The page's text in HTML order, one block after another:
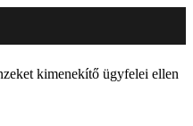
kimenekítő ügyfelei ellen